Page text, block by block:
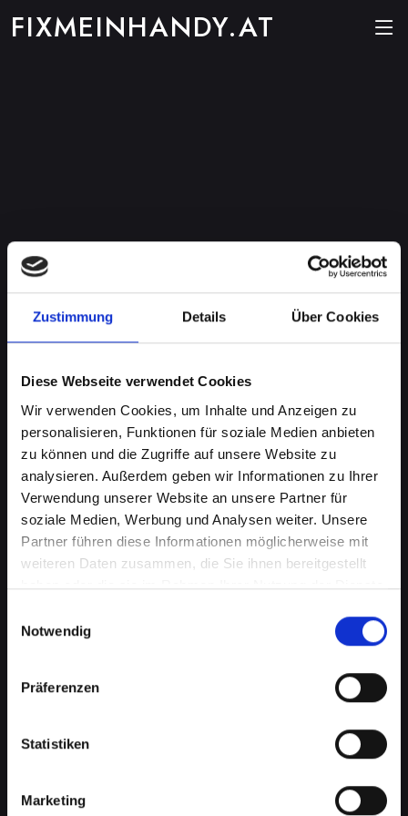
Zustimmung Details Über Cookies
Diese Webseite verwendet Cookies
Wir verwenden Cookies, um Inhalte und Anzeigen zu
personalisieren, Funktionen für soziale Medien anbieten
zu können und die Zugriffe auf unsere Website zu
analysieren. Außerdem geben wir Informationen zu Ihrer
Verwendung unserer Website an unsere Partner für
soziale Medien, Werbung und Analysen weiter. Unsere
Partner führen diese Informationen möglicherweise mit
weiteren Daten zusammen, die Sie ihnen bereitgestellt
haben oder die sie im Rahmen Ihrer Nutzung der Dienste
Notwendig
Präferenzen
Statistiken
Marketing
FIXMEINHANDY.AT
Mikrofondefekt bei Ihrem
IPHONE-13-MINI in Achau?
Lassen Sie es jetzt reparieren
Ein defektes Mikrofon kann Ihre Fähigkeit, an
Telefongesprächen teilzunehmen, erheblich
beeinträchtigen. Dies kann besonders störend
sein, wenn Sie auf Ihr IPHONE-13-MINI für